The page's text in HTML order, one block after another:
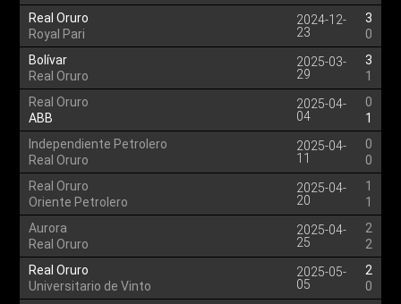
Real Oruro
Royal Pari
2024-12-
23
3
0
Bolívar
Real Oruro
2025-03-
29
3
1
Real Oruro
ABB
2025-04-
04
0
1
Independiente Petrolero
Real Oruro
2025-04-
11
0
0
Real Oruro
Oriente Petrolero
2025-04-
20
1
1
Aurora
Real Oruro
2025-04-
25
2
2
Real Oruro
Universitario de Vinto
2025-05-
05
2
0